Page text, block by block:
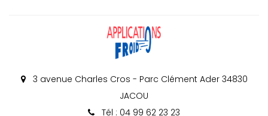
3 avenue Charles Cros - Parc Clément Ader 34830
JACOU
Tél : 04 99 62 23 23